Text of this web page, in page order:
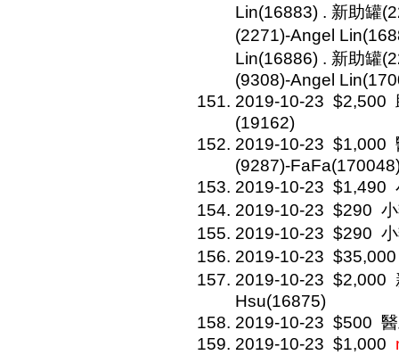
Lin(16883) . 新助罐
(2271)-Angel
Lin(16886) . 新助罐
(9308)-Angel
2019-10-23 $2,500
(19162)
2019-10-23 $1,000
(9287)-
2019-10-23 $1,490
2019-10-23 $290
2019-10-23 $290
2019-10-23 $35,000
2019-10-23 $2,000
Hsu(16875)
2019-10-23 $500
2019-10-23 $1,000